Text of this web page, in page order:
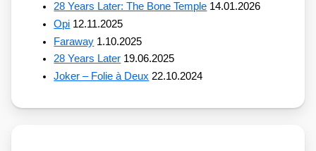
28 Years Later: The Bone Temple 14.01.2026
Opi 12.11.2025
Faraway 1.10.2025
28 Years Later 19.06.2025
Joker – Folie à Deux 22.10.2024